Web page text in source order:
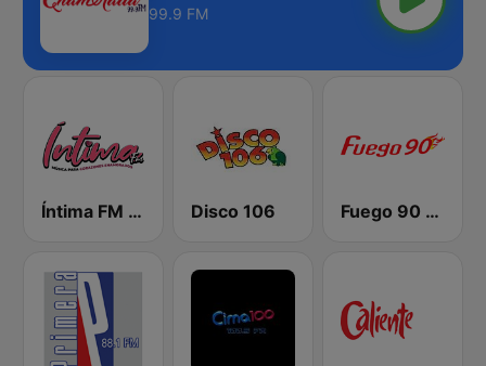
99.9 FM
Íntima FM Santiago Disco 106 Fuego 90 La Salsera